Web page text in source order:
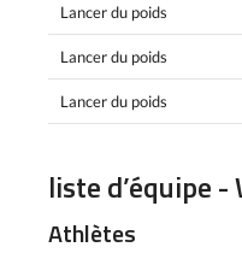
Lancer du poids
Lancer du poids
Lancer du poids
liste d’équipe
Athlètes